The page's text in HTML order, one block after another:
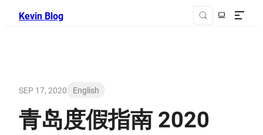
Kevin Blog
SEP 17, 2020 English
青岛度假指南 2020